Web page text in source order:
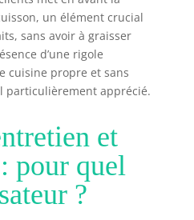
un élément crucial
sans avoir à graisser
d’une rigole
cuisine propre et sans
particulièrement apprécié.
et
pour quel
?